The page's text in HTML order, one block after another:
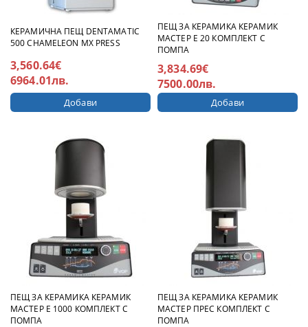
КЕРАМИЧНА ПЕЩ DENTAMATIC
500 CHAMELEON МХ PRESS
3,560.64€
6964.01лв.
ПЕЩ ЗА КЕРАМИКА КЕРАМИК
МАСТЕР Е 20 КОМПЛЕКТ С
ПОМПА
3,834.69€
7500.00лв.
ПЕЩ ЗА КЕРАМИКА КЕРАМИК
МАСТЕР Е 1000 КОМПЛЕКТ С
ПОМПА
ПЕЩ ЗА КЕРАМИКА КЕРАМИК
МАСТЕР ПРЕС КОМПЛЕКТ С
ПОМПА